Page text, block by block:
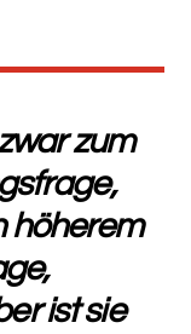
zum
höherem
ist sie